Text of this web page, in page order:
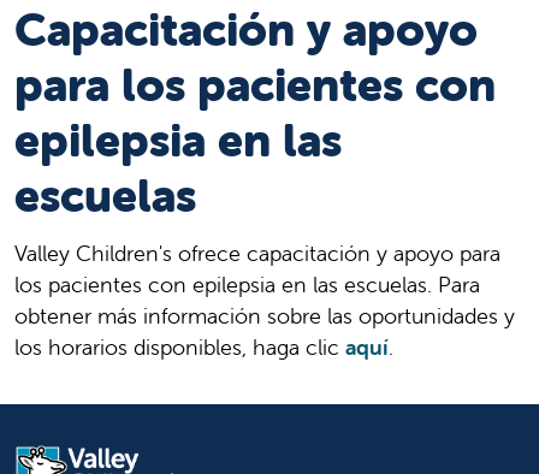
Capacitación y apoyo
para los pacientes con
epilepsia en las
escuelas
Valley Children's ofrece capacitación y apoyo para
los pacientes con epilepsia en las escuelas. Para
obtener más información sobre las oportunidades y
los horarios disponibles, haga clic aquí.